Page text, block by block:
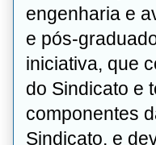
engenharia e
e pós-
iniciativa, que
do Sindicato e
componentes
Sindicato, e